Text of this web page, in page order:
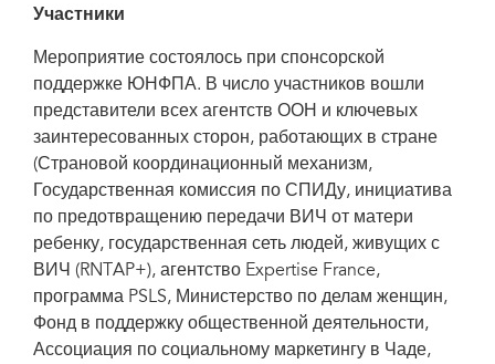
Участники
Мероприятие состоялось при спонсорской
поддержке ЮНФПА. В число участников вошли
представители всех агентств ООН и ключевых
заинтересованных сторон, работающих в стране
(Страновой координационный механизм,
Государственная комиссия по СПИДу, инициатива
по предотвращению передачи ВИЧ от матери
ребенку, государственная сеть людей, живущих с
ВИЧ (RNTAP+), агентство Expertise France,
программа PSLS, Министерство по делам женщин,
Фонд в поддержку общественной деятельности,
Ассоциация по социальному маркетингу в Чаде,